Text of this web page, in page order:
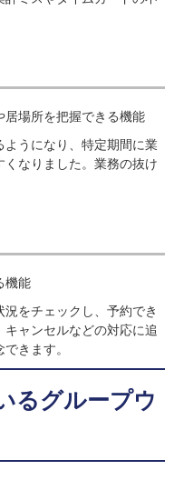
居場所を把握できる機能
ようになり、特定期間に業
なりました。業務の抜け
機能
況をチェックし、予約でき
ャンセルなどの対応に追
きます。
るグループウ